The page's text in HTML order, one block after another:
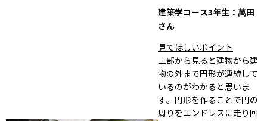
建築学コース3年生：萬田
さん
見てほしいポイント
上部から見ると建物から建
物の外まで円形が連続して
いるのがわかると思いま
す。円形を作ることで円の
周りをエンドレスに走り回